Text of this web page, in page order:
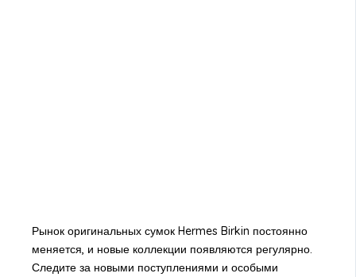
Рынок оригинальных сумок Hermes Birkin постоянно
меняется, и новые коллекции появляются регулярно.
Следите за новыми поступлениями и особыми